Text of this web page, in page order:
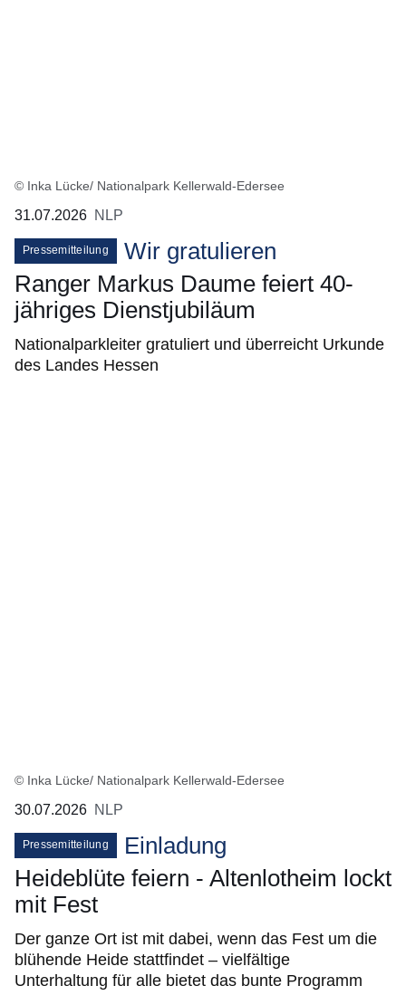
© Inka Lücke/ Nationalpark Kellerwald-Edersee
31.07.2026 NLP
Pressemitteilung
Wir gratulieren
Ranger Markus Daume feiert 40-
jähriges Dienstjubiläum
Nationalparkleiter gratuliert und überreicht Urkunde
des Landes Hessen
© Inka Lücke/ Nationalpark Kellerwald-Edersee
30.07.2026 NLP
Pressemitteilung
Einladung
Heideblüte feiern - Altenlotheim lockt
mit Fest
Der ganze Ort ist mit dabei, wenn das Fest um die
blühende Heide stattfindet – vielfältige
Unterhaltung für alle bietet das bunte Programm